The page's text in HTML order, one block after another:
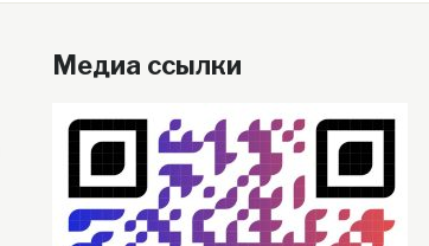
Медиа ссылки